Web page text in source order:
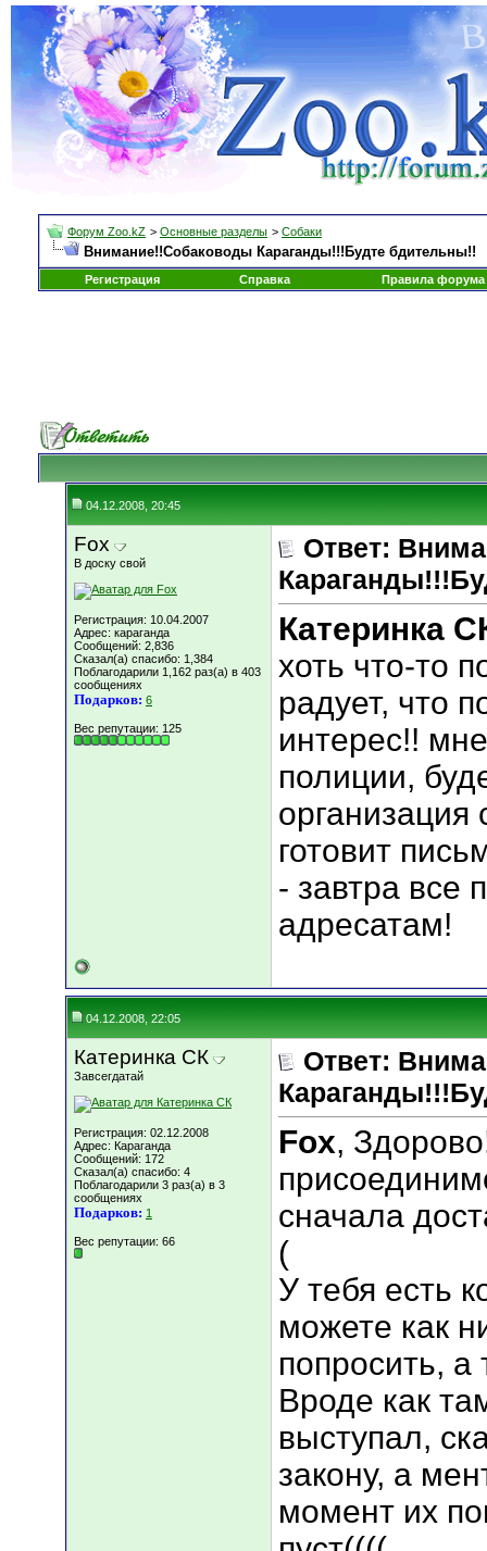
Форум Zoo.kZ > Основные разделы > Собаки
Внимание!!Собаководы Караганды!!!Будте бдительны!!
Регистрация Справка Правила форума
04.12.2008, 20:45
Fox
В доску свой
Регистрация: 10.04.2007
Адрес: караганда
Сообщений: 2,836
Сказал(а) спасибо: 1,384
Поблагодарили 1,162 раз(а) в 403
сообщениях
Подарков: 6
Вес репутации: 125
Ответ:
Катеринка
хоть что-то
радует, что
интерес!!
полиции,
готовит
- завтра все
адресатам!
04.12.2008, 22:05
Катеринка СК
Завсегдатай
Регистрация: 02.12.2008
Адрес: Караганда
Сообщений: 172
Сказал(а) спасибо: 4
Поблагодарили 3 раз(а) в 3
сообщениях
Подарков: 1
Вес репутации: 66
Ответ:
Fox,
сначала
(
У тебя есть
можете как
попросить,
Вроде как
выступал,
закону, а
момент их